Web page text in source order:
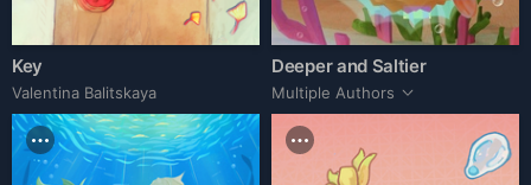
Key
Valentina Balitskaya
Deeper and Saltier
Multiple Authors